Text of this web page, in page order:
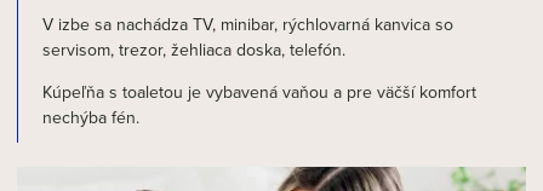
V izbe sa nachádza TV, minibar, rýchlovarná kanvica so
servisom, trezor, žehliaca doska, telefón.
Kúpeľňa s toaletou je vybavená vaňou a pre väčší komfort
nechýba fén.